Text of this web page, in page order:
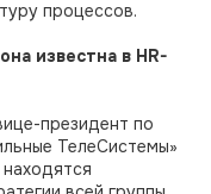
процессов.
известна в HR-
президент по
ТелеСистемы»